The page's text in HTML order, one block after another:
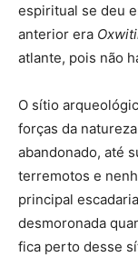
espiritual se deu
anterior era
atlante, pois não
O sítio
forças da
abandonado, até
terremotos e
principal
desmoronada
fica perto desse